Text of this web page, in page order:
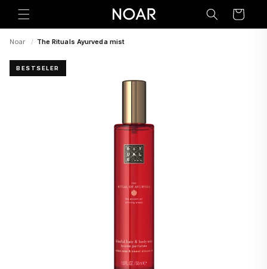
na
Korpa
Noar / The Rituals Ayurveda mist
BESTSELER